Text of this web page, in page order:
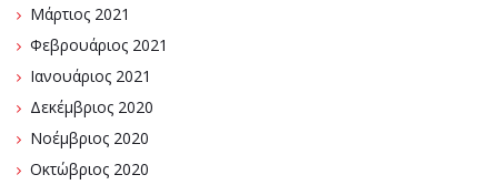
Μάρτιος 2021
Φεβρουάριος 2021
Ιανουάριος 2021
Δεκέμβριος 2020
Νοέμβριος 2020
Οκτώβριος 2020